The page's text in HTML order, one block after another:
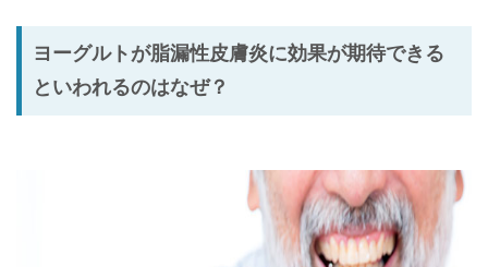
ヨーグルトが脂漏性皮膚炎に効果が期待できる
といわれるのはなぜ？